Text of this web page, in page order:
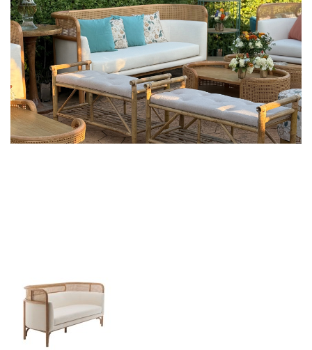
Ref. PUF076 +
Mesa Auxiliar Bali